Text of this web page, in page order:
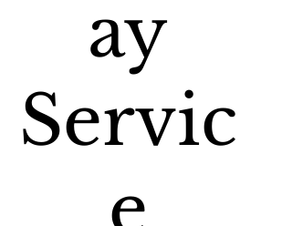
ay
Servic